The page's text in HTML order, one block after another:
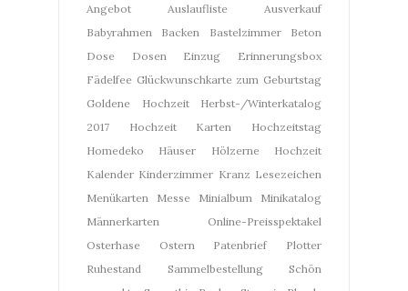
Angebot
Auslaufliste
Ausverkauf
Babyrahmen
Backen Bastelzimmer
Beton
Dose
Dosen Einzug
Erinnerungsbox
Fädelfee Glückwunschkarte zum Geburtstag
Goldene Hochzeit
Herbst-/Winterkatalog
2017
Hochzeit Karten
Hochzeitstag
Homedeko
Häuser
Hölzerne Hochzeit
Kalender Kinderzimmer Kranz Lesezeichen
Menükarten
Messe Minialbum
Minikatalog
Männerkarten
Online-Preisspektakel
Osterhase
Ostern Patenbrief
Plotter
Ruhestand
Sammelbestellung
Schön